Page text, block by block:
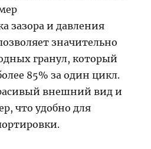
зазора и давления
значительно
гранул, который
85% за один цикл.
внешний вид и
что удобно для